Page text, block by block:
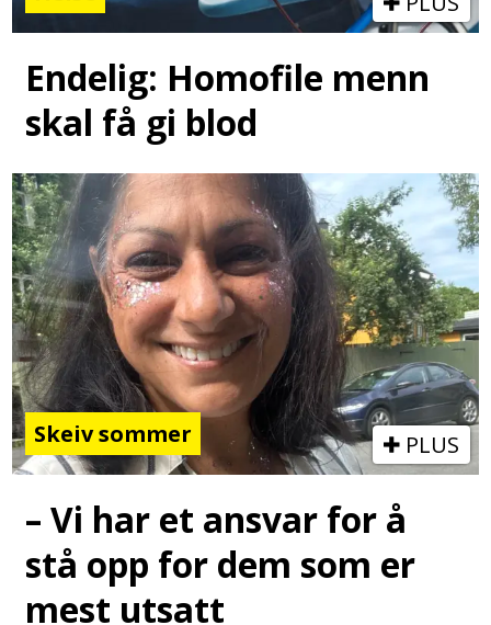
Endelig: Homofile menn
skal få gi blod
Skeiv sommer PLUS
– Vi har et ansvar for å
stå opp for dem som er
mest utsatt